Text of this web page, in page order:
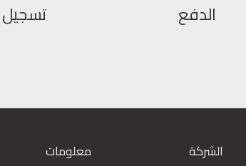
الدفع
الشركة
معلومات